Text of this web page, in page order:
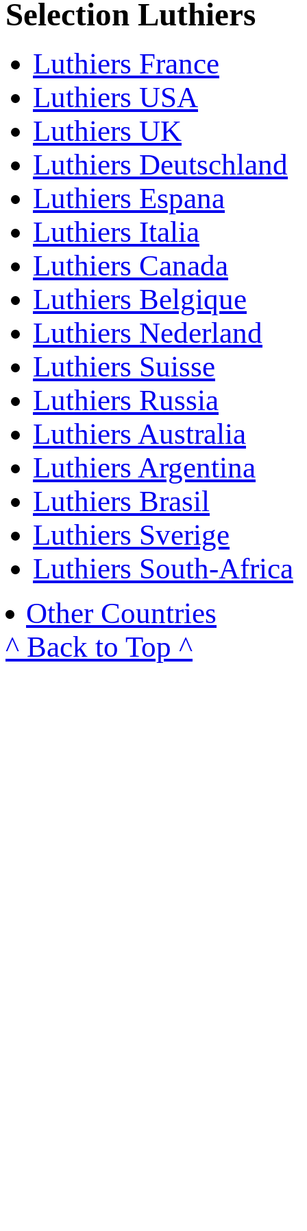
Selection Luthiers
Luthiers France
Luthiers USA
Luthiers UK
Luthiers Deutschland
Luthiers Espana
Luthiers Italia
Luthiers Canada
Luthiers Belgique
Luthiers Nederland
Luthiers Suisse
Luthiers Russia
Luthiers Australia
Luthiers Argentina
Luthiers Brasil
Luthiers Sverige
Luthiers South-Africa
Other Countries
^ Back to Top ^